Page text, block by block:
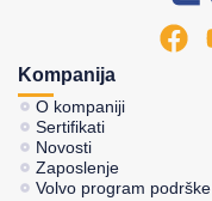
Kompanija
O kompaniji
Sertifikati
Novosti
Zaposlenje
Volvo program podrške